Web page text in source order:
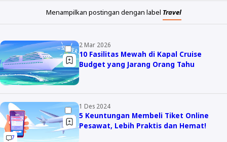
Destinasi
Hotel
Kuliner
Travel Tips
Beauty
Home Living
Family
Self Improvement
Menampilkan postingan dengan label Travel
2 Mar 2026
10 Fasilitas Mewah di Kapal Cruise
Budget yang Jarang Orang Tahu
7
1 Des 2024
5 Keuntungan Membeli Tiket Online
Pesawat, Lebih Praktis dan Hemat!